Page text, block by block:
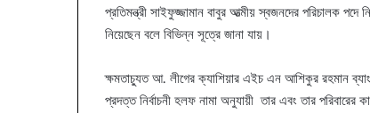
প্রতিমন্ত্রী সাইফুজ্জামান বাবুর আত্মীয় স্বজনদের পরিচালক
নিয়েছেন বলে বিভিন্ন সূত্রে জানা যায়।
ক্ষমতাচ্যুত আ. লীগের ক্যাশিয়ার এইচ এন আশিকুর রহমান
প্রদত্ত নির্বাচনী হলফ নামা অনুযায়ী তার এবং তার